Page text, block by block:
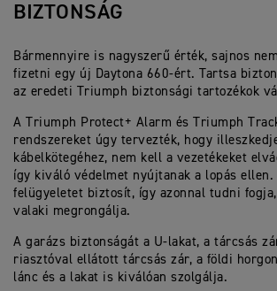
BIZTONSÁG
Bármennyire is nagyszerű érték, sajnos
fizetni egy új Daytona 660-ért. Tartsa
az eredeti Triumph biztonsági tartozékok
A Triumph Protect+ Alarm és Triumph
rendszereket úgy tervezték, hogy
kábelkötegéhez, nem kell a vezetékeket
így kiváló védelmet nyújtanak a lopás
felügyeletet biztosít, így azonnal tudni
valaki megrongálja.
A garázs biztonságát a U-lakat, a tárcsás
riasztóval ellátott tárcsás zár, a földi
lánc és a lakat is kiválóan szolgálja.